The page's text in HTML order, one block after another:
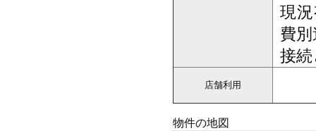
現
費
接
店舗利用
物件の地図